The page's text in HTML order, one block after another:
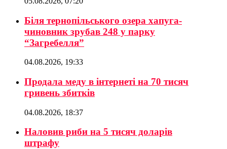
Біля тернопільського озера хапуга-
чиновник зрубав 248 у парку
“Загребелля”
04.08.2026, 19:33
Продала меду в інтернеті на 70 тисяч
гривень збитків
04.08.2026, 18:37
Наловив риби на 5 тисяч доларів
штрафу